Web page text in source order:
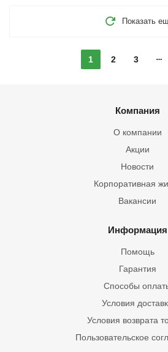
Показать
1 2 3
Компания
О компании
Акции
Новости
Корпоративная
Вакансии
Информация
Помощь
Гарантия
Способы
Условия
Условия возврата
Пользовательское